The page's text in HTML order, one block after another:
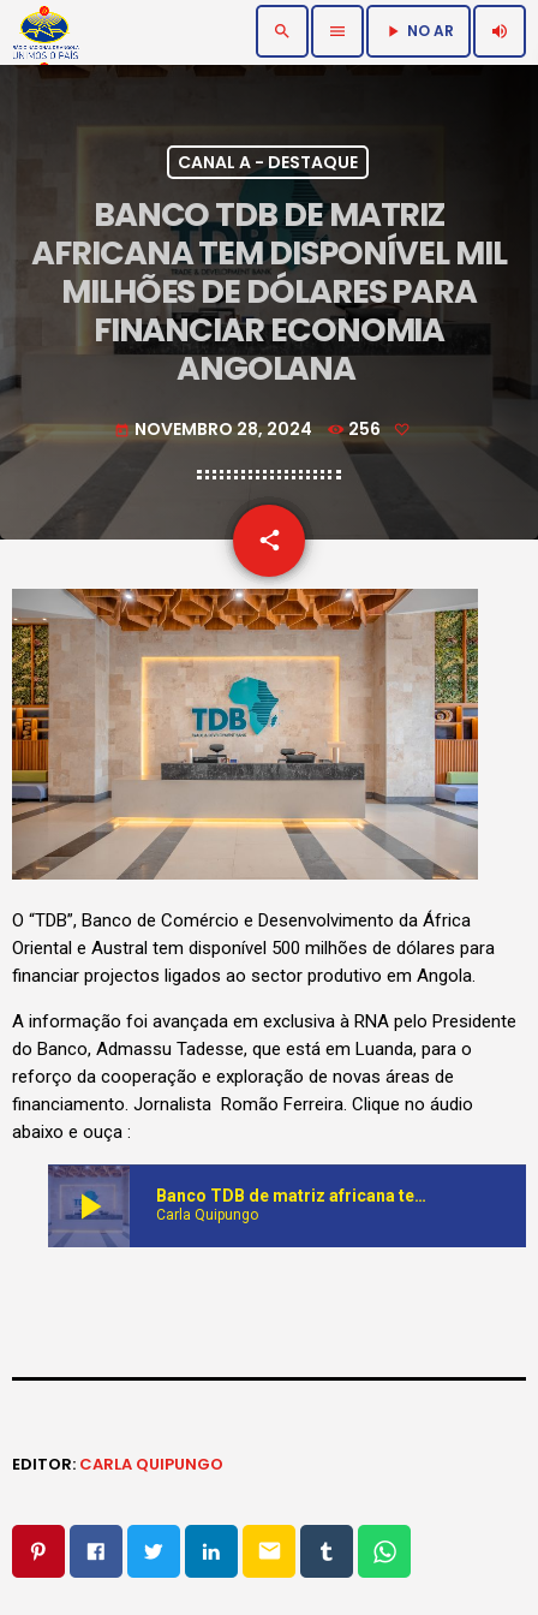
search menu play_arrow NO AR volume_up
CANAL A - DESTAQUE
BANCO TDB DE MATRIZ
AFRICANA TEM DISPONÍVEL MIL
MILHÕES DE DÓLARES PARA
FINANCIAR ECONOMIA
ANGOLANA
today NOVEMBRO 28, 2024 256
share
email
O “TDB”, Banco de Comércio e Desenvolvimento da África
Oriental e Austral tem disponível 500 milhões de dólares para
financiar projectos ligados ao sector produtivo em Angola.
A informação foi avançada em exclusiva à RNA pelo Presidente
do Banco, Admassu Tadesse, que está em Luanda, para o
reforço da cooperação e exploração de novas áreas de
financiamento. Jornalista Romão Ferreira. Clique no áudio
abaixo e ouça :
play_arrow Banco TDB de matriz africana tem disponível mil milhões de dólares para financiar economia angolana
Carla Quipungo
EDITOR: CARLA QUIPUNGO
email